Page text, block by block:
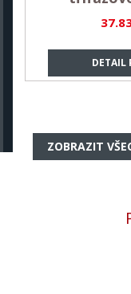
DETAIL
ZOBRAZIT